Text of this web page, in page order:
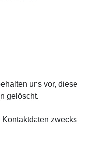
uns vor, diese
gelöscht.
zwecks